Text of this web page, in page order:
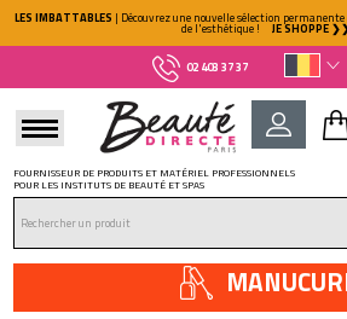
LES IMBATTABLES | Découvrez une nouvelle sélection
de l'esthétique ! JE SHOPPE
02 403 37 37
FOURNISSEUR DE PRODUITS ET MATÉRIEL PROFESSIONNELS
POUR LES INSTITUTS DE BEAUTÉ ET SPAS